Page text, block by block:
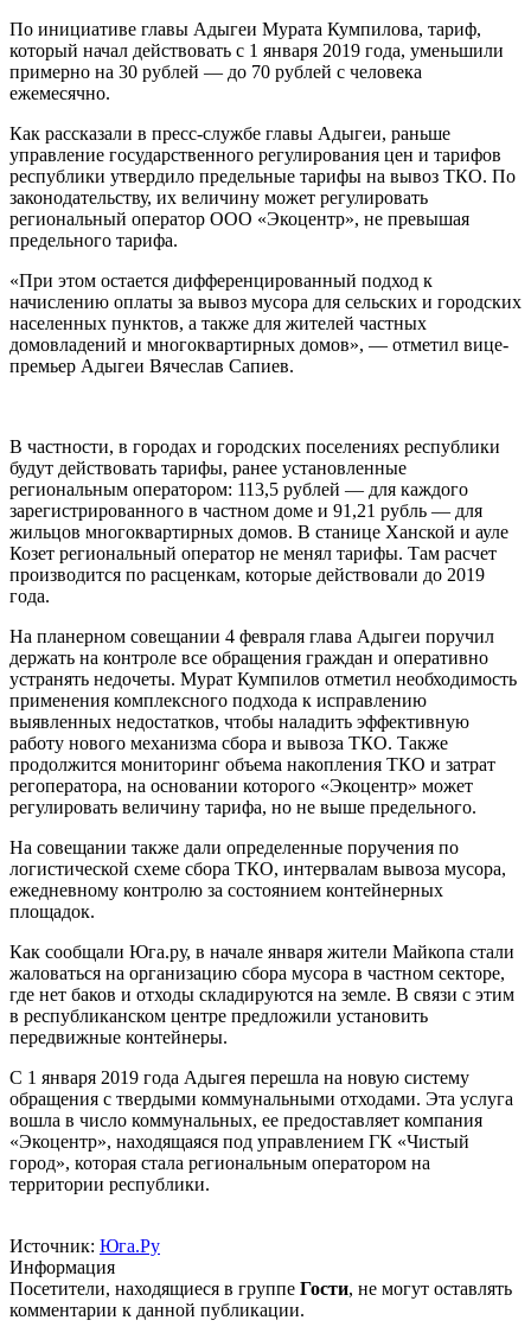
По инициативе главы Адыгеи Мурата Кумпилова, тариф,
который начал действовать с 1 января 2019 года, уменьшили
примерно на 30 рублей — до 70 рублей с человека
ежемесячно.
Как рассказали в пресс-службе главы Адыгеи, раньше
управление государственного регулирования цен и тарифов
республики утвердило предельные тарифы на вывоз ТКО. По
законодательству, их величину может регулировать
региональный оператор ООО «Экоцентр», не превышая
предельного тарифа.
«При этом остается дифференцированный подход к
начислению оплаты за вывоз мусора для сельских и городских
населенных пунктов, а также для жителей частных
домовладений и многоквартирных домов», — отметил вице-
премьер Адыгеи Вячеслав Сапиев.
В частности, в городах и городских поселениях республики
будут действовать тарифы, ранее установленные
региональным оператором: 113,5 рублей — для каждого
зарегистрированного в частном доме и 91,21 рубль — для
жильцов многоквартирных домов. В станице Ханской и ауле
Козет региональный оператор не менял тарифы. Там расчет
производится по расценкам, которые действовали до 2019
года.
На планерном совещании 4 февраля глава Адыгеи поручил
держать на контроле все обращения граждан и оперативно
устранять недочеты. Мурат Кумпилов отметил необходимость
применения комплексного подхода к исправлению
выявленных недостатков, чтобы наладить эффективную
работу нового механизма сбора и вывоза ТКО. Также
продолжится мониторинг объема накопления ТКО и затрат
регоператора, на основании которого «Экоцентр» может
регулировать величину тарифа, но не выше предельного.
На совещании также дали определенные поручения по
логистической схеме сбора ТКО, интервалам вывоза мусора,
ежедневному контролю за состоянием контейнерных
площадок.
Как сообщали Юга.ру, в начале января жители Майкопа стали
жаловаться на организацию сбора мусора в частном секторе,
где нет баков и отходы складируются на земле. В связи с этим
в республиканском центре предложили установить
передвижные контейнеры.
С 1 января 2019 года Адыгея перешла на новую систему
обращения с твердыми коммунальными отходами. Эта услуга
вошла в число коммунальных, ее предоставляет компания
«Экоцентр», находящаяся под управлением ГК «Чистый
город», которая стала региональным оператором на
территории республики.
Источник: Юга.Ру
Информация
Посетители, находящиеся в группе Гости, не могут оставлять
комментарии к данной публикации.